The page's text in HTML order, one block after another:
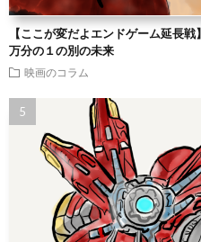
【ここが変だよエンドゲーム延長
万分の１の別の未来
映画のコラム